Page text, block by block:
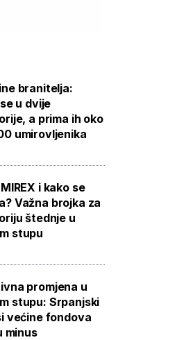
branitelja:
u dvije
a prima ih oko
umirovljenika
i kako se
Važna brojka za
štednje u
stupu
promjena u
stupu: Srpanjski
većine fondova
minus